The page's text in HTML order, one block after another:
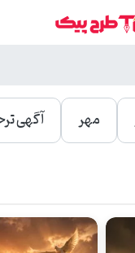
مهر آگهی